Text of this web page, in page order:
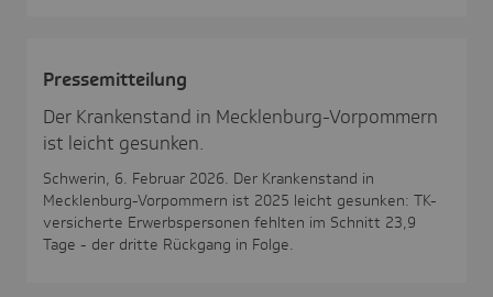
Pres­se­mit­tei­lung
Der Krankenstand in Mecklenburg-Vorpommern
ist leicht gesunken.
Schwerin, 6. Februar 2026. Der Krankenstand in
Mecklenburg-Vorpommern ist 2025 leicht gesunken: TK-
versicherte Erwerbspersonen fehlten im Schnitt 23,9
Tage - der dritte Rückgang in Folge.